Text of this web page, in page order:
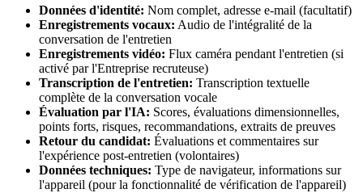
Données d'identité: Nom complet, adresse e-mail (facultatif)
Enregistrements vocaux: Audio de l'intégralité de la
conversation de l'entretien
Enregistrements vidéo: Flux caméra pendant l'entretien (si
activé par l'Entreprise recruteuse)
Transcription de l'entretien: Transcription textuelle
complète de la conversation vocale
Évaluation par l'IA: Scores, évaluations dimensionnelles,
points forts, risques, recommandations, extraits de preuves
Retour du candidat: Évaluations et commentaires sur
l'expérience post-entretien (volontaires)
Données techniques: Type de navigateur, informations sur
l'appareil (pour la fonctionnalité de vérification de l'appareil)